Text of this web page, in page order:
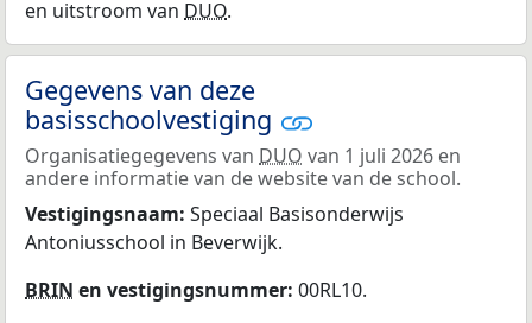
en uitstroom van DUO.
Gegevens van deze
basisschoolvestiging
Organisatiegegevens van DUO van 1 juli 2026 en
andere informatie van de website van de school.
Vestigingsnaam: Speciaal Basisonderwijs
Antoniusschool in Beverwijk.
BRIN en vestigingsnummer: 00RL10.